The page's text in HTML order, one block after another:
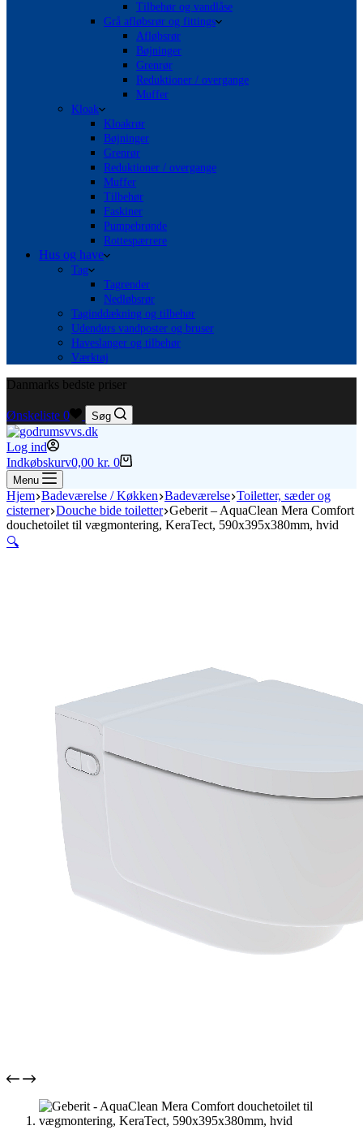
Tilbehør og vandlåse
Grå afløbsrør og fittings
Afløbsrør
Bøjninger
Grenrør
Reduktioner / overgange
Muffer
Kloak
Kloakrør
Bøjninger
Grenrør
Reduktioner / overgange
Muffer
Tilbehør
Faskiner
Pumpebrønde
Rottespærrere
Hus og have
Tag
Tagrender
Nedløbsrør
Taginddækning og tilbehør
Udendørs vandposter og bruser
Haveslanger og tilbehør
Værktøj
Danmarks bedste priser
Ønskeliste 0 Søg
Log ind
Indkøbskurv0,00 kr. 0
Menu
Hjem Badeværelse / Køkken Badeværelse Toiletter, sæder og
cisterner Douche bide toiletter Geberit – AquaClean Mera Comfort
douchetoilet til vægmontering, KeraTect, 590x395x380mm, hvid
🔍